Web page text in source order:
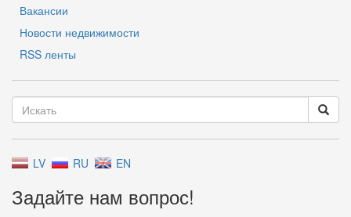
Вакансии
Новости недвижимости
RSS ленты
LV RU EN
Задайте нам вопрос!